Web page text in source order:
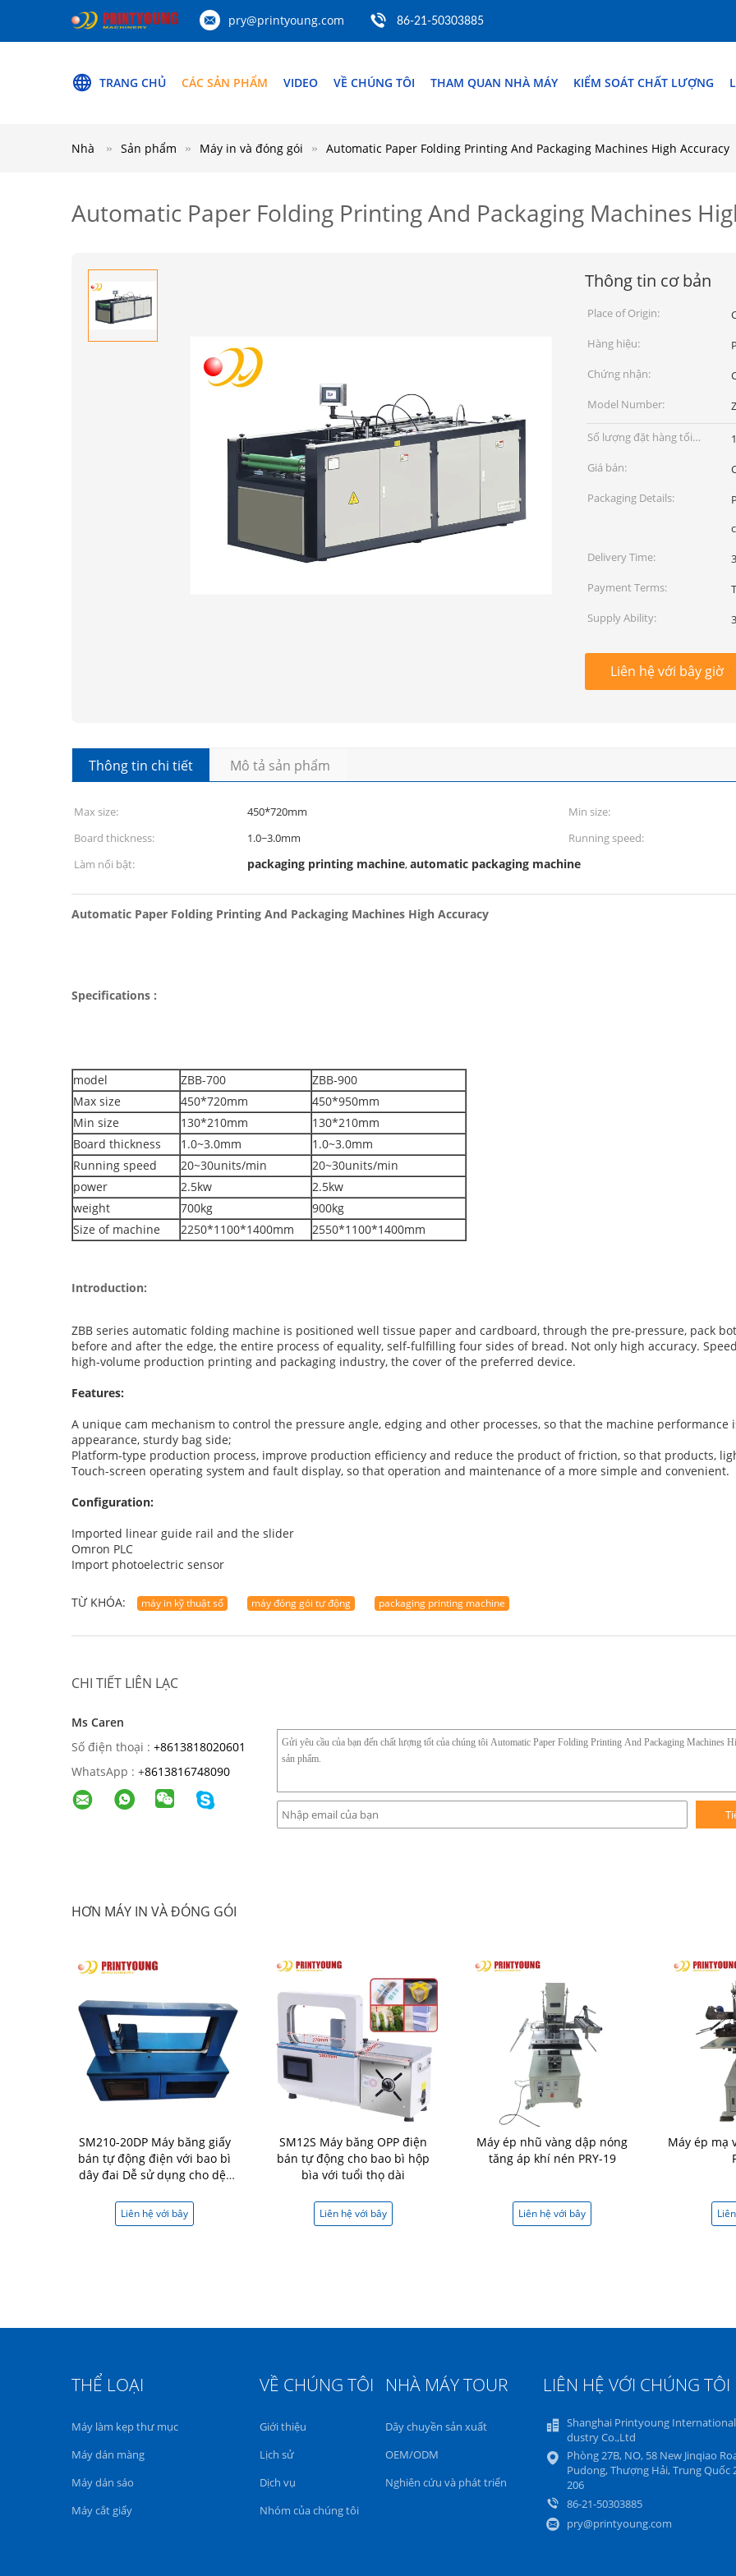
pry@printyoung.com 86-21-50303885
TRANG CHỦ CÁC SẢN PHẨM VIDEO VỀ CHÚNG TÔI THAM QUAN NHÀ MÁY KIỂM SOÁT CHẤT LƯỢNG
Nhà Sản phẩm Máy in và đóng gói Automatic Paper Folding Printing And Packaging Machines High Accuracy
Automatic Paper Folding Printing And Packaging Machines
Thông tin cơ bản
Place of Origin:
Hàng hiệu:
Chứng nhận:
Model Number:
Số lượng đặt hàng tối
thiểu:
Giá bán:
Packaging Details:
Delivery Time:
Payment Terms:
Supply Ability:
Liên hệ với bây giờ
Thông tin chi tiết Mô tả sản phẩm
Max size: 450*720mm Min size:
Board thickness:
1.0~3.0mm Running speed:
Làm nổi bật:
packaging printing machine,automatic packaging machine
Automatic Paper Folding Printing And Packaging Machines High Accuracy
Specifications :
model ZBB-700
ZBB-900
Max size
450*720mm
450*950mm
Min size
130*210mm
130*210mm
Board thickness
1.0~3.0mm
1.0~3.0mm
Running speed
20~30units/min
20~30units/min
power
2.5kw
2.5kw
weight
700kg
900kg
Size of machine
2250*1100*1400mm 2550*1100*1400mm
Introduction:
ZBB series automatic folding machine is positioned well tissue paper and cardboard, through the pre-pressure, pack
before and after the edge, the entire process of equality, self-fulfilling four sides of bread. Not only high accuracy.
high-volume production printing and packaging industry, the cover of the preferred device.
Features:
A unique cam mechanism to control the pressure angle, edging and other processes, so that the machine
appearance, sturdy bag side;
Platform-type production process, improve production efficiency and reduce the product of friction, so that products,
Touch-screen operating system and fault display, so that operation and maintenance of a more simple and convenient.
Configuration:
Imported linear guide rail and the slider
Omron PLC
Import photoelectric sensor
TỪ KHÓA: máy in kỹ thuật số máy đóng gói tự động packaging printing machine
CHI TIẾT LIÊN LẠC
Ms Caren
Số điện thoại : +8613818020601
WhatsApp : +8613816748090
HƠN MÁY IN VÀ ĐÓNG GÓI
SM210-20DP Máy băng giấy
bán tự động điện với bao bì
dây đai Dễ sử dụng cho dệt
Liên hệ với bây
SM12S Máy băng OPP điện
bán tự động cho bao bì hộp
bìa với tuổi thọ dài
Liên hệ với bây
Máy ép nhũ vàng dập nóng
tăng áp khí nén PRY-19
Liên hệ với bây
Máy ép mạ
THỂ LOẠI
Máy làm kẹp thư mục
Máy dán màng
Máy dán sáo
Máy cắt giấy
VỀ CHÚNG TÔI
Giới thiệu
Lịch sử
Dịch vụ
Nhóm của chúng tôi
NHÀ MÁY TOUR
Dây chuyền sản xuất
OEM/ODM
Nghiên cứu và phát triển
LIÊN HỆ VỚI CHÚNG TÔI
Shanghai Printyoung
dustry Co.,Ltd
Phòng 27B, NO, 58 New Jinqiao
Pudong, Thượng Hải, Trung Quốc
206
86-21-50303885
pry@printyoung.com